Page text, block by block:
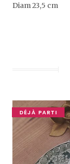
Diam 23,5 cm
DÉJÀ PARTI